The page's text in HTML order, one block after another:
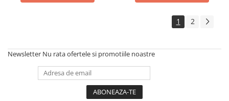
1 2
Newsletter Nu rata ofertele si promotiile noastre